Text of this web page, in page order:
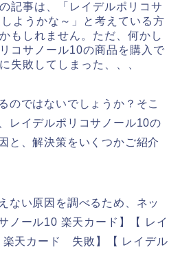
記事は、「レイデルポリコサ
ようかな～」と考えている方
もしれません。ただ、何かし
コサノール10の商品を購入で
失敗してしまった、、、
のではないでしょうか？そこ
レイデルポリコサノール10の
と、解決策をいくつかご紹介
ない原因を調べるため、ネッ
ノール10 楽天カード】【 レイ
楽天カード 失敗】【 レイデル